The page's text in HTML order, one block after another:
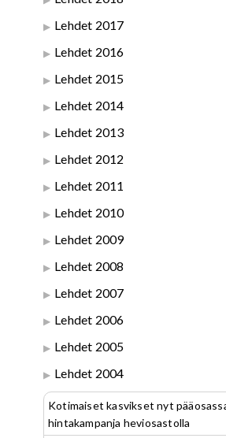
Lehdet 2017
Lehdet 2016
Lehdet 2015
Lehdet 2014
Lehdet 2013
Lehdet 2012
Lehdet 2011
Lehdet 2010
Lehdet 2009
Lehdet 2008
Lehdet 2007
Lehdet 2006
Lehdet 2005
Lehdet 2004
Kotimaiset kasvikset nyt
hintakampanja heviosastolla